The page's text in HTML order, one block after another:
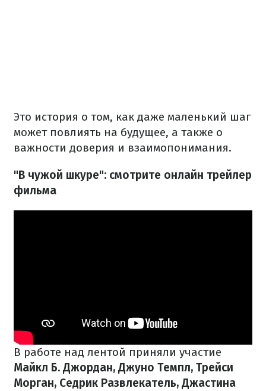
Это история о том, как даже маленький шаг
может повлиять на будущее, а также о
важности доверия и взаимопонимания.
"В чужой шкуре": смотрите онлайн трейлер
фильма
В работе над лентой приняли участие
Майкл Б. Джордан, Джуно Темпл, Трейси
Морган, Седрик Развлекатель, Джастина